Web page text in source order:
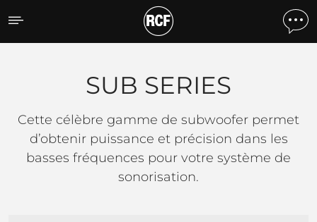
SUB SERIES
SUB SERIES
Cette célèbre gamme de subwoofer permet
d’obtenir puissance et précision dans les
basses fréquences pour votre système de
sonorisation.